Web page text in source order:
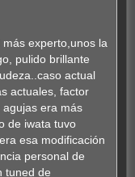
experto,unos la
pulido brillante
actual
actuales, factor
era más
de iwata tuvo
esa modificación
personal de
tuned de